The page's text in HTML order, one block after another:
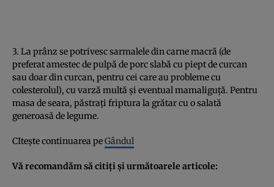
3. La prânz se potrivesc sarmalele din carne macră (de
preferat amestec de pulpă de porc slabă cu piept de curcan
sau doar din curcan, pentru cei care au probleme cu
colesterolul), cu varză multă şi eventual mamaliguţă. Pentru
masa de seara, păstraţi friptura la grătar cu o salată
generoasă de legume.
CIteşte continuarea peGândul
Vă recomandăm să citiţi şi următoarele articole: